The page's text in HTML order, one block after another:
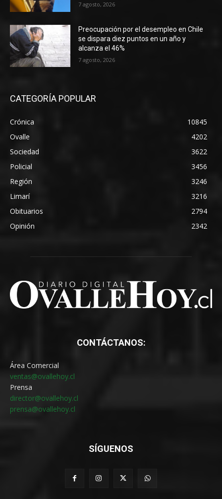
7 agosto, 2026
Preocupación por el desempleo en Chile
se dispara diez puntos en un año y
alcanza el 46%
7 agosto, 2026
CATEGORÍA POPULAR
Crónica
10845
Ovalle
4202
Sociedad
3622
Policial
3456
Región
3246
Limarí
3216
Obituarios
2794
Opinión
2342
CONTÁCTANOS:
Área Comercial
ventas@ovallehoy.cl
Prensa
director@ovallehoy.cl
prensa@ovallehoy.cl
SÍGUENOS